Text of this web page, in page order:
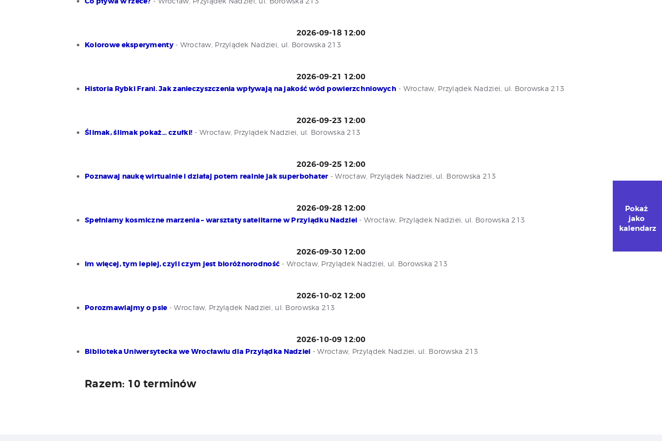
Pokaż
jako
kalendarz
2026-09-18 12:00
Kolorowe eksperymenty- Wrocław, Przylądek Nadziei, ul. Borowska 213
2026-09-21 12:00
Historia Rybki Frani. Jak zanieczyszczenia wpływają na jakość wód powierzchniowych - Wrocław, Przylądek Nadziei, ul. Borowska 213
2026-09-23 12:00
Ślimak, ślimak pokaż… czułki! - Wrocław, Przylądek Nadziei, ul. Borowska 213
2026-09-25 12:00
Poznawaj naukę wirtualnie i działaj potem realnie jak superbohater - Wrocław, Przylądek Nadziei, ul. Borowska 213
2026-09-28 12:00
Spełniamy kosmiczne marzenia – warsztaty satelitarne w Przylądku Nadziei - Wrocław, Przylądek Nadziei, ul. Borowska 213
2026-09-30 12:00
Im więcej, tym lepiej, czyli czym jest bioróżnorodność - Wrocław, Przylądek Nadziei, ul. Borowska 213
2026-10-02 12:00
Porozmawiajmy o psie- Wrocław, Przylądek Nadziei, ul. Borowska 213
2026-10-09 12:00
Biblioteka Uniwersytecka we Wrocławiu dla Przylądka Nadziei - Wrocław, Przylądek Nadziei, ul. Borowska 213
Razem: 10 terminów